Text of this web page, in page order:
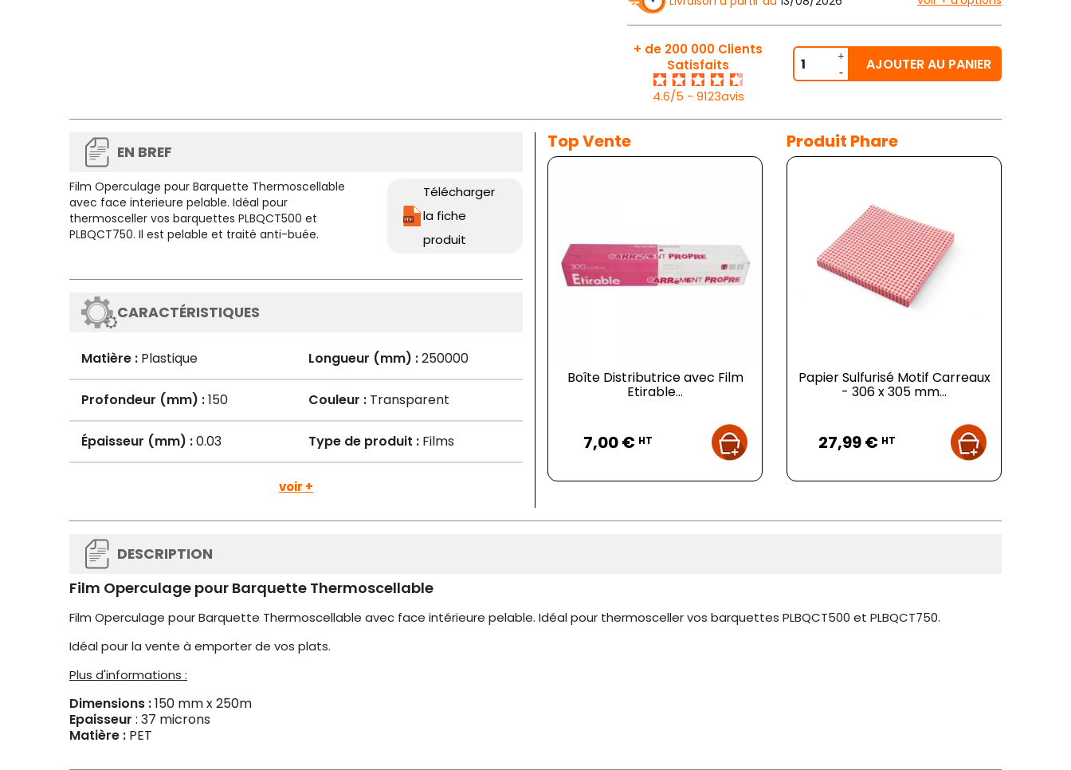
+ de 200 000 Clients
Satisfaits
4.6/5 - 9123avis
AJOUTER AU PANIER
EN BREF
Film Operculage pour Barquette Thermoscellable
avec face interieure pelable. Idéal pour
thermosceller vos barquettes PLBQCT500 et
PLBQCT750. Il est pelable et traité anti-buée.
Télécharger
la fiche
produit
CARACTÉRISTIQUES
Matière : Plastique Longueur (mm) :250000
Profondeur (mm) :150 Couleur :Transparent
Épaisseur (mm) :0.03 Type de produit :Films
voir +
Top Vente
Boîte Distributrice avec Film
Etirable...
7,00 € HT
Produit Phare
Papier Sulfurisé Motif Carreaux
- 306 x 305 mm...
27,99 € HT
DESCRIPTION
Film Operculage pour Barquette Thermoscellable
Film Operculage pour Barquette Thermoscellable avec face intérieure pelable. Idéal pour thermosceller vos barquettes PLBQCT500 et PLBQCT750.
Idéal pour la vente à emporter de vos plats.
Plus d'informations :
Dimensions :150 mm x 250m
Epaisseur : 37 microns
Matière : PET